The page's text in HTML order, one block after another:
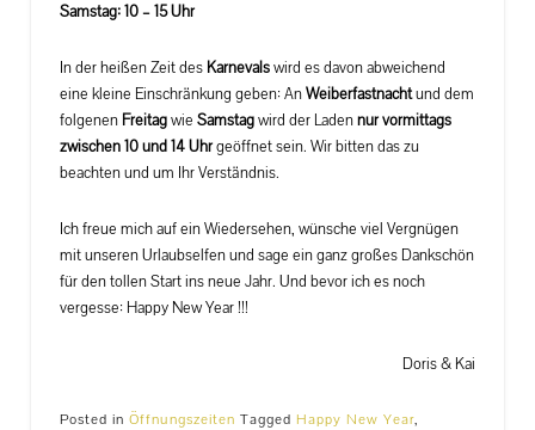
Samstag: 10 – 15 Uhr
In der heißen Zeit des Karnevalswird es davon abweichend
eine kleine Einschränkung geben: AnWeiberfastnachtund dem
folgenen Freitagwie Samstagwird der Ladennur vormittags
zwischen 10 und 14 Uhrgeöffnet sein. Wir bitten das zu
beachten und um Ihr Verständnis.
Ich freue mich auf ein Wiedersehen, wünsche viel Vergnügen
mit unseren Urlaubselfen und sage ein ganz großes Dankschön
für den tollen Start ins neue Jahr. Und bevor ich es noch
vergesse: Happy New Year !!!
Doris & Kai
Posted in Öffnungszeiten Tagged Happy New Year,